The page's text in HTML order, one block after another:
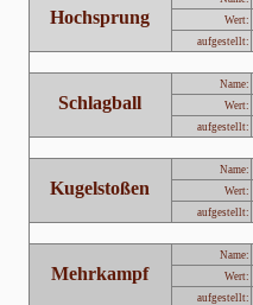
Hochsprung Wert:
aufgestellt:
Schlagball
Name:
Wert:
aufgestellt:
Kugelstoßen
Name:
Wert:
aufgestellt:
Mehrkampf
Name:
Wert:
aufgestellt: